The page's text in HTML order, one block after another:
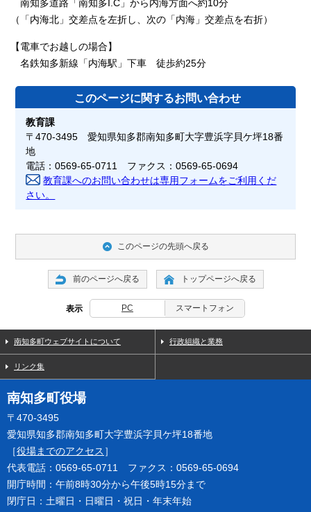
南知多道路「南知多I.C」から内海方面へ約10分
（「内海北」交差点を左折し、次の「内海」交差点を右折）
【電車でお越しの場合】
名鉄知多新線「内海駅」下車 徒歩約25分
このページに関するお問い合わせ
教育課
〒470-3495 愛知県知多郡南知多町大字豊浜字貝ケ坪18番
地
電話：0569-65-0711 ファクス：0569-65-0694
教育課へのお問い合わせは専用フォームをご利用くだ
さい。
このページの先頭へ戻る
前のページへ戻る トップページへ戻る
表示 PC スマートフォン
南知多町ウェブサイトについて 行政組織と業務
リンク集
南知多町役場
〒470-3495
愛知県知多郡南知多町大字豊浜字貝ケ坪18番地
［役場までのアクセス ］
代表電話：0569-65-0711 ファクス：0569-65-0694
開庁時間：午前8時30分から午後5時15分まで
閉庁日：土曜日・日曜日・祝日・年末年始